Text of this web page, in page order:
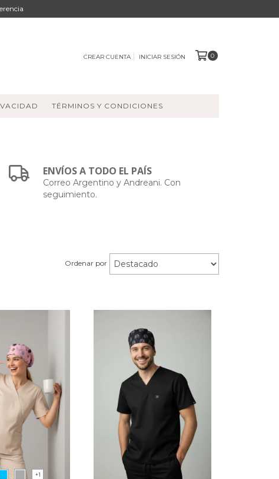
CREAR CUENTA INICIAR SESIÓN 0
TÉRMINOS Y CONDICIONES
ENVÍOS A TODO EL PAÍS
Correo Argentino y Andreani. Con
seguimiento.
Ordenar por
+1